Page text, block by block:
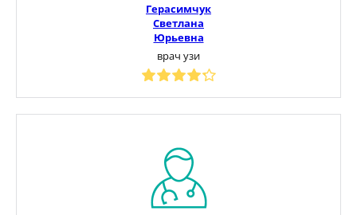
Герасимчук
Светлана
Юрьевна
врач узи